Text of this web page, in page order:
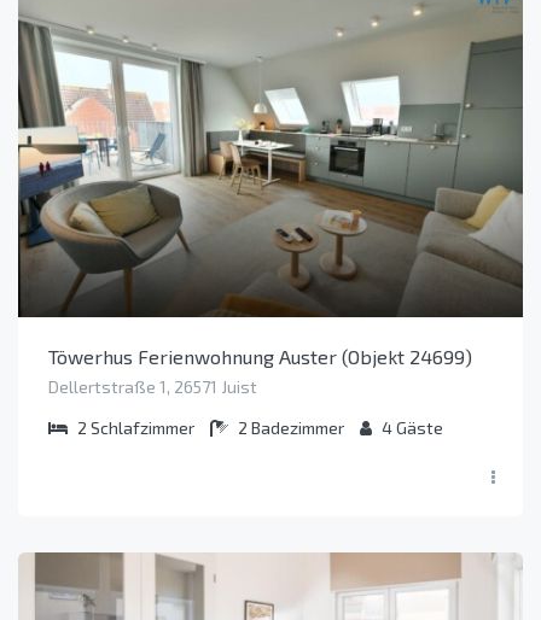
Töwerhus Ferienwohnung Auster (Objekt 24699)
Dellertstraße 1, 26571 Juist
2 Schlafzimmer 2 Badezimmer 4Gäste